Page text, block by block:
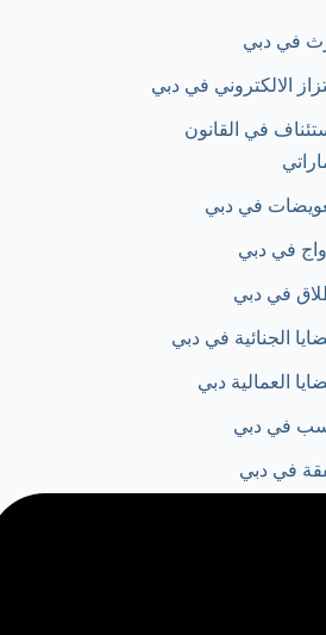
في دبي
الالكتروني في دبي
في القانون
في دبي
في دبي
في دبي
الجنائية في دبي
العمالية دبي​
في دبي
في دبي